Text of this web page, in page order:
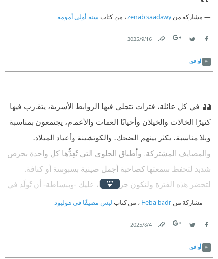
مشاركة منzenab saadawy ، من كتاب سنة أولى أمومة
16‏/9‏/2025
أوافق
في كل عائلة، فترات تتجلى فيها الروابط الأسرية، يتقارب فيها
كثيرًا الخالات والخيلان وأحيانًا العمات والأعمام، يجتمعون بمناسبة
وبلا مناسبة، يكثر بينهم الضحك، والكوتشينة وأعياد الميلاد،
والمصايف المشتركة، وأطباق الحلوى التي تُعِدُّها كل واحدة بحرص
شديد لتحفظ سمعتها كصاحبة أجمل صينية بسبوسة أو كنافة.
لتحضر هذه الفترة ولتكون جزءًا منها، عليك -وببساطة- أن تُولَد في
الوقت المناسب، أن تحفظ مكانك كحفيد أول أو على الأقل حفيد
مشاركة من Heba badr ، من كتاب ليس مصيفًا في هوليود
4‏/8‏/2025
أوافق